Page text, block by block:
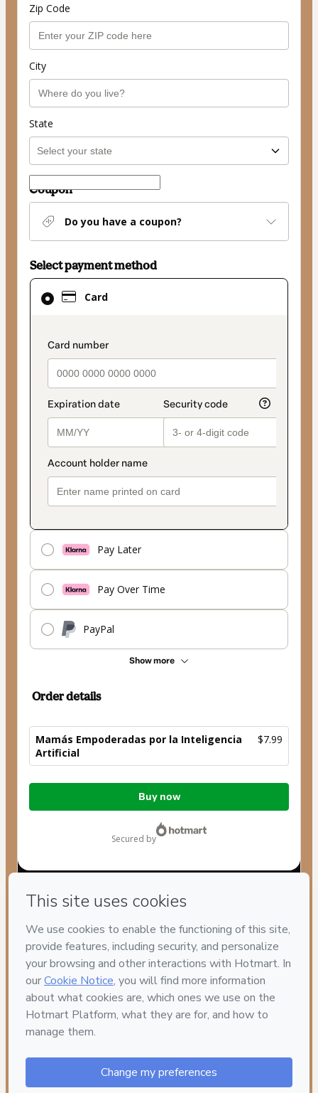
Zip Code
City
State
Coupon
Do you have a coupon?
Select payment method
Card
payment_data.section_title_v2
Pay Later
Pay Over Time
PayPal
Show more
Card
selected
method
Order details
Mamás Empoderadas por la Inteligencia
Artificial
$7.99
Total
Buy now
secured by
If you need to submit a request to our support team, please
provide the code below:
CKTID-F93627240O1-1786093765041-6657
Was your information autofill in? Click here to learn more
By clicking 'Buy Now' I declare that I (i) understand that
Crosby Quinteroand has no responsibility for the content
and/or control over it; (ii) agree to Hotmart’s
age or authorized and accompanied by a legal guardian.
Learn more about your purchasehere.